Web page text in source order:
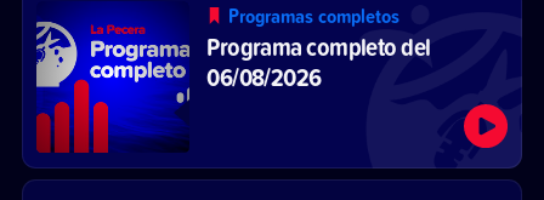
Programas completos
Programa completo del
06/08/2026